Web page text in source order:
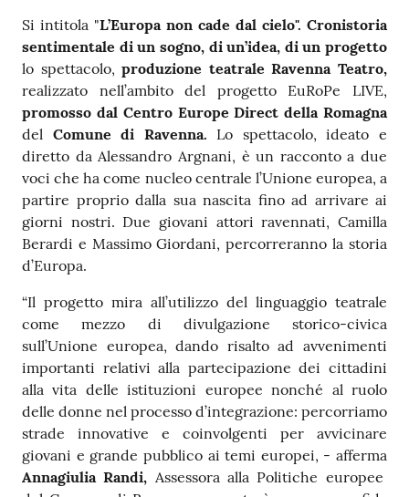
Si intitola "L’Europa non cade dal cielo". Cronistoria
sentimentale di un sogno, di un’idea, di un progetto
lo spettacolo, produzione teatrale Ravenna Teatro,
realizzato nell’ambito del progetto EuRoPe LIVE,
promosso dal Centro Europe Direct della Romagna
del Comune di Ravenna. Lo spettacolo, ideato e
diretto da Alessandro Argnani, è un racconto a due
voci che ha come nucleo centrale l’Unione europea, a
partire proprio dalla sua nascita fino ad arrivare ai
giorni nostri. Due giovani attori ravennati, Camilla
Berardi e Massimo Giordani, percorreranno la storia
d’Europa.
“Il progetto mira all’utilizzo del linguaggio teatrale
come mezzo di divulgazione storico-civica
sull’Unione europea, dando risalto ad avvenimenti
importanti relativi alla partecipazione dei cittadini
alla vita delle istituzioni europee nonché al ruolo
delle donne nel processo d’integrazione: percorriamo
strade innovative e coinvolgenti per avvicinare
giovani e grande pubblico ai temi europei, - afferma
Annagiulia Randi, Assessora alla Politiche europee